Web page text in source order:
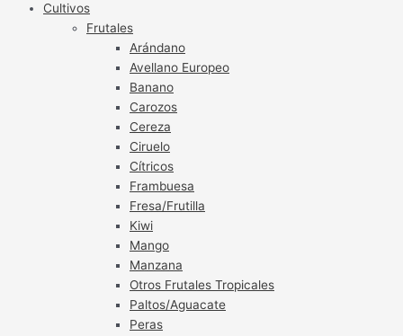
Cultivos
Frutales
Arándano
Avellano Europeo
Banano
Carozos
Cereza
Ciruelo
Cítricos
Frambuesa
Fresa/Frutilla
Kiwi
Mango
Manzana
Otros Frutales Tropicales
Paltos/Aguacate
Peras